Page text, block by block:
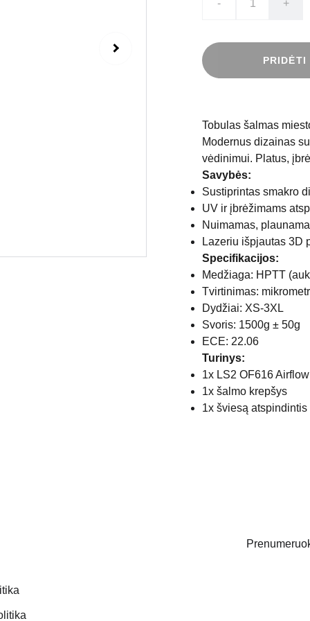
- +
Tobulas šalmas
Modernus dizainas
vėdinimui. Platus,
Savybės:
Sustiprintas smakro
UV ir įbrėžimams
Nuimamas,
Lazeriu išpjautas 3D
Specifikacijos:
Medžiaga: HPTT
Tvirtinimas:
Dydžiai: XS-3XL
Svoris: 1500g ± 50g
ECE: 22.06
Turinys:
1x LS2 OF616
1x šalmo krepšys
1x šviesą